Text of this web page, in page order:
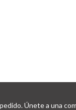
Únete a una